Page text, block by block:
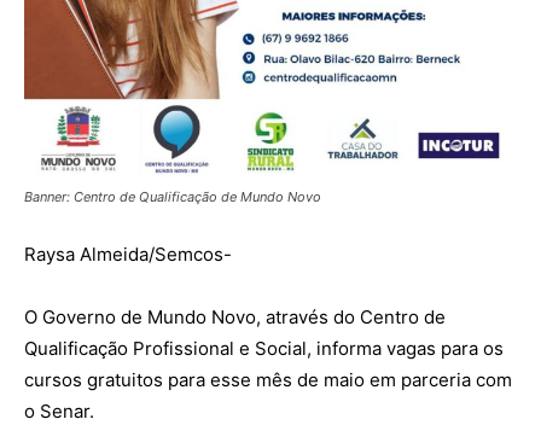
Banner: Centro de Qualificação de Mundo Novo
Raysa Almeida/Semcos-
O Governo de Mundo Novo, através do Centro de
Qualificação Profissional e Social, informa vagas para os
cursos gratuitos para esse mês de maio em parceria com
o Senar.